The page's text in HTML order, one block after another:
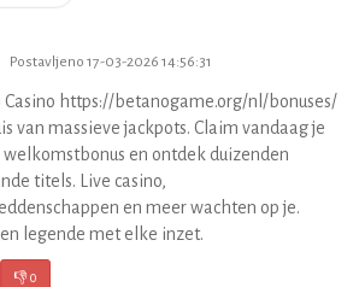
Postavljeno 17-03-2026 14:56:31
Casino https://betanogame.org/nl/bonuses/
van massieve jackpots. Claim vandaag je
welkomstbonus en ontdek duizenden
titels. Live casino,
en meer wachten op je.
legende met elke inzet.
👎0